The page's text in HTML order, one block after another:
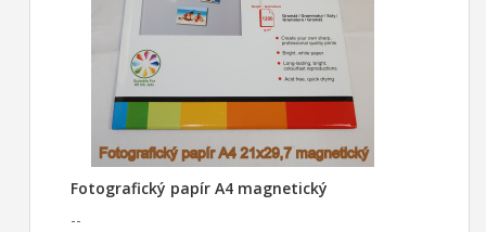
Fotografický papír A4 magnetický
--